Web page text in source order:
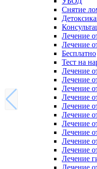
Снятие
Лечение
Лечение
Бесплатно
Тест на
Лечение
Лечение
Лечение
Лечение
Лечение
Лечение
Лечение
Лечение
Лечение
Лечение
Лечение
Лечение